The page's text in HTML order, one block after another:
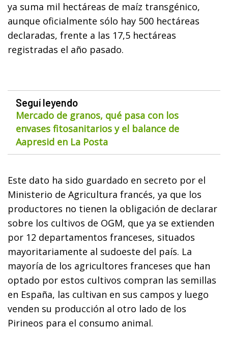
ya suma mil hectáreas de maíz transgénico,
aunque oficialmente sólo hay 500 hectáreas
declaradas, frente a las 17,5 hectáreas
registradas el año pasado.
Seguí leyendo
Mercado de granos, qué pasa con los
envases fitosanitarios y el balance de
Aapresid en La Posta
Este dato ha sido guardado en secreto por el
Ministerio de Agricultura francés, ya que los
productores no tienen la obligación de declarar
sobre los cultivos de OGM, que ya se extienden
por 12 departamentos franceses, situados
mayoritariamente al sudoeste del país. La
mayoría de los agricultores franceses que han
optado por estos cultivos compran las semillas
en España, las cultivan en sus campos y luego
venden su producción al otro lado de los
Pirineos para el consumo animal.